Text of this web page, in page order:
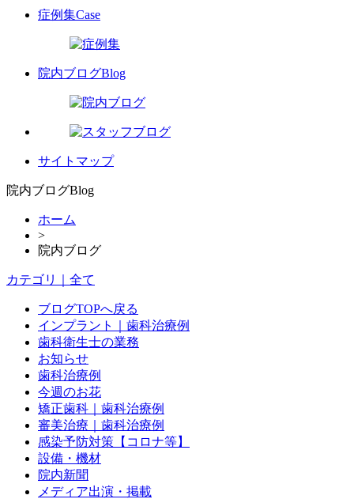
症例集Case
院内ブログBlog
サイトマップ
院内ブログBlog
ホーム
>
院内ブログ
カテゴリ｜全て
ブログTOPへ戻る
インプラント｜歯科治療例
歯科衛生士の業務
お知らせ
歯科治療例
今週のお花
矯正歯科｜歯科治療例
審美治療｜歯科治療例
感染予防対策【コロナ等】
設備・機材
院内新聞
メディア出演・掲載